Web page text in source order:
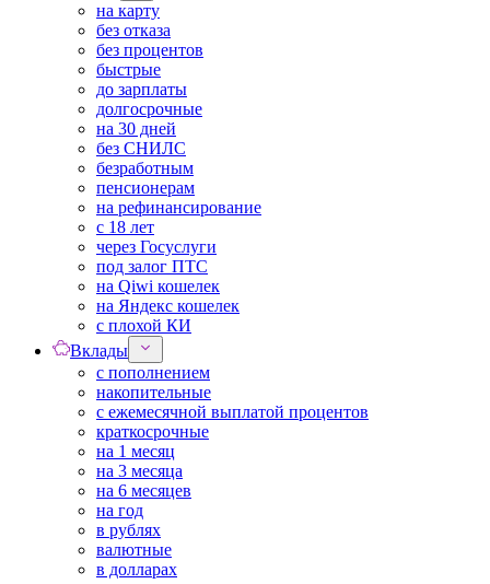
на карту
без отказа
без процентов
быстрые
до зарплаты
долгосрочные
на 30 дней
без СНИЛС
безработным
пенсионерам
на рефинансирование
с 18 лет
через Госуслуги
под залог ПТС
на Qiwi кошелек
на Яндекс кошелек
с плохой КИ
Вклады
с пополнением
накопительные
с ежемесячной выплатой процентов
краткосрочные
на 1 месяц
на 3 месяца
на 6 месяцев
на год
в рублях
валютные
в долларах